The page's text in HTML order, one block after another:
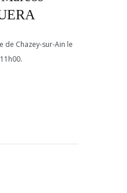
de Chazey-sur-Ain le